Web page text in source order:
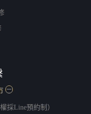
採Line預約制）